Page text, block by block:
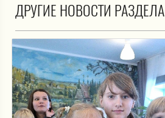
ДРУГИЕ НОВОСТИ РАЗДЕЛА